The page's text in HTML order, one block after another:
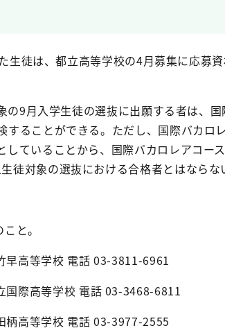
生徒は、都立高等学校の4月募集に応募
9月入学生徒の選抜に出願する者は、
ることができる。ただし、国際バカロ
ていることから、国際バカロレアコー
徒対象の選抜における合格者とはならな
と。
早高等学校 電話 03-3811-6961
際高等学校 電話 03-3468-6811
柄高等学校 電話 03-3977-2555